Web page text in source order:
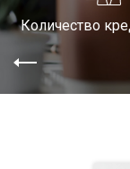
Количество